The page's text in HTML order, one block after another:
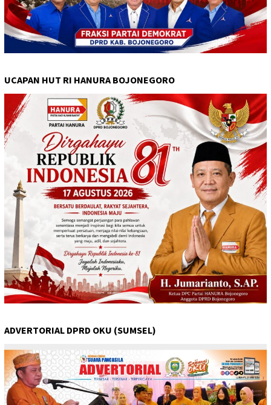
UCAPAN HUT RI HANURA BOJONEGORO
ADVERTORIAL DPRD OKU (SUMSEL)